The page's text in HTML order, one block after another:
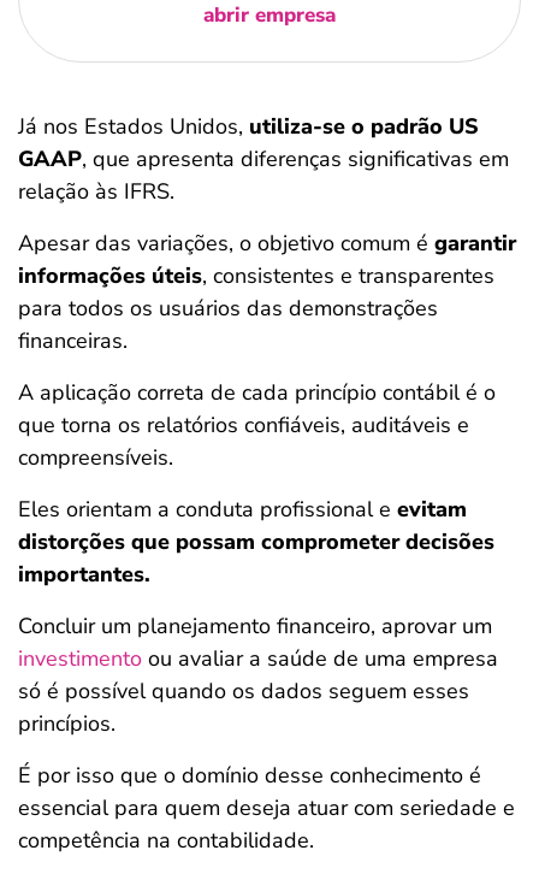
abrir empresa
Já nos Estados Unidos, utiliza-se o padrão US
GAAP, que apresenta diferenças significativas em
relação às IFRS.
Apesar das variações, o objetivo comum é garantir
informações úteis, consistentes e transparentes
para todos os usuários das demonstrações
financeiras.
A aplicação correta de cada princípio contábil é o
que torna os relatórios confiáveis, auditáveis e
compreensíveis.
Eles orientam a conduta profissional e evitam
distorções que possam comprometer decisões
importantes.
Concluir um planejamento financeiro, aprovar um
investimento ou avaliar a saúde de uma empresa
só é possível quando os dados seguem esses
princípios.
É por isso que o domínio desse conhecimento é
essencial para quem deseja atuar com seriedade e
competência na contabilidade.